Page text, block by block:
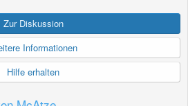
0
t
e
n
e
Zur Diskussion
Informationen
Hilfe erhalten